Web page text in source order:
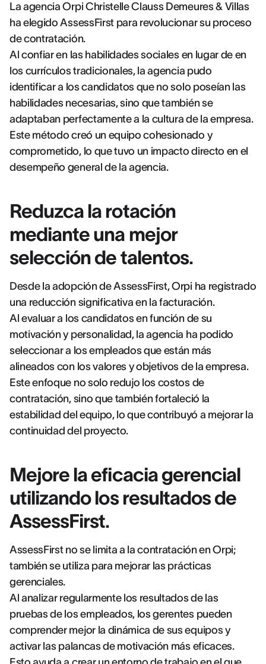
La agencia Orpi Christelle Clauss Demeures & Villas
ha elegido AssessFirst para revolucionar su proceso
de contratación.
Al confiar en las habilidades sociales en lugar de en
los currículos tradicionales, la agencia pudo
identificar a los candidatos que no solo poseían las
habilidades necesarias, sino que también se
adaptaban perfectamente a la cultura de la empresa.
Este método creó un equipo cohesionado y
comprometido, lo que tuvo un impacto directo en el
desempeño general de la agencia.
Reduzca la rotación
mediante una mejor
selección de talentos.
Desde la adopción de AssessFirst, Orpi ha registrado
una reducción significativa en la facturación.
Al evaluar a los candidatos en función de su
motivación y personalidad, la agencia ha podido
seleccionar a los empleados que están más
alineados con los valores y objetivos de la empresa.
Este enfoque no solo redujo los costos de
contratación, sino que también fortaleció la
estabilidad del equipo, lo que contribuyó a mejorar la
continuidad del proyecto.
Mejore la eficacia gerencial
utilizando los resultados de
AssessFirst.
AssessFirst no se limita a la contratación en Orpi;
también se utiliza para mejorar las prácticas
gerenciales.
Al analizar regularmente los resultados de las
pruebas de los empleados, los gerentes pueden
comprender mejor la dinámica de sus equipos y
activar las palancas de motivación más eficaces.